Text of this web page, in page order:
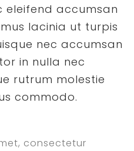
eleifend accumsan
lacinia ut turpis
nec accumsan
in nulla nec
rutrum molestie
commodo.
consectetur